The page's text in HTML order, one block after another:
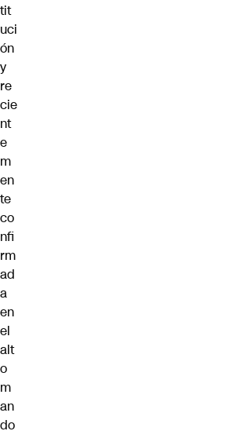
tit
uci
ón
y
re
cie
nt
e
m
en
te
co
nfi
rm
ad
a
en
el
alt
o
m
an
do